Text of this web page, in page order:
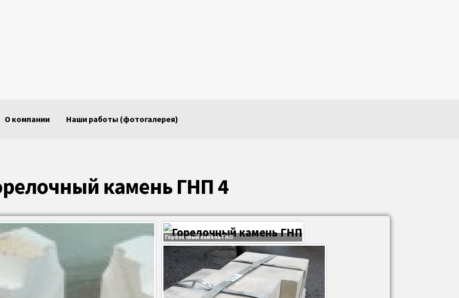
О компании Наши работы (фотогалерея)
камень ГНП 4
Горелочный камень ГНП